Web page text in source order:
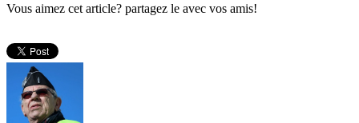
Vous aimez cet article? partagez le avec vos amis!